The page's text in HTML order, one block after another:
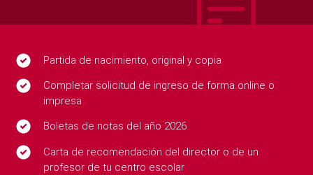
Partida de nacimiento, original y copia
Completar solicitud de ingreso de forma online o
impresa
Boletas de notas del año 2026
Carta de recomendación del director o de un
profesor de tu centro escolar